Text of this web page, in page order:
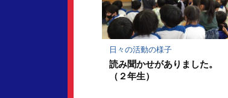
ク
に
保
日々の活動の様子
読み聞かせがありました。
（２年生）